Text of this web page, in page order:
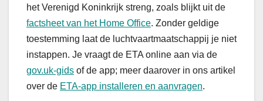
het Verenigd Koninkrijk streng, zoals blijkt uit de
factsheet van het Home Office. Zonder geldige
toestemming laat de luchtvaartmaatschappij je niet
instappen. Je vraagt de ETA online aan via de
gov.uk-gids of de app; meer daarover in ons artikel
over de ETA-app installeren en aanvragen.